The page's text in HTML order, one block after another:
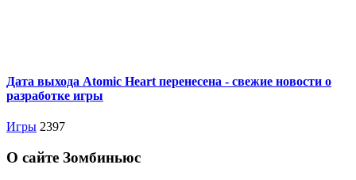
Дата выхода Atomic Heart перенесена - свежие новости о
разработке игры
Игры 2397
О сайте Зомбиньюс